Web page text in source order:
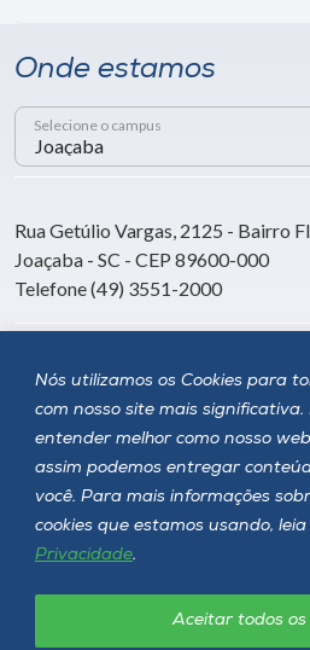
Nós utilizamos os Cookies para
com nosso site mais
entender melhor como nosso
assim podemos entregar
você. Para mais informações
cookies que estamos usando,
Privacidade.
Aceitar todos os
Onde estamos
Selecione o campus
Rua Getúlio Vargas, 2125 - Bairro
Joaçaba - SC - CEP 89600-000
Telefone (49) 3551-2000
Siga a Unoesc
Política de privacidade LGPD